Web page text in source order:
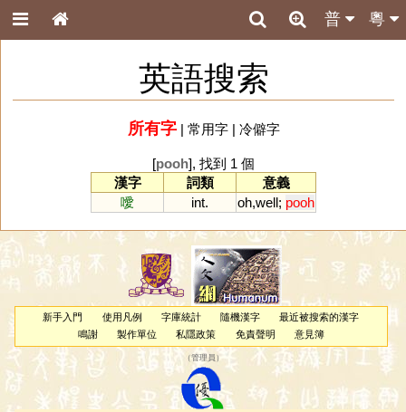
粵
普
英語搜索
所有字| 常用字| 冷僻字
[pooh], 找到 1 個
漢字
詞類
意義
噯
int. oh,well; pooh
新手入門 使用凡例 字庫統計 隨機漢字
最近被搜索的漢字
鳴謝
製作單位 私隱政策 免責聲明 意見簿
（管理員 ）